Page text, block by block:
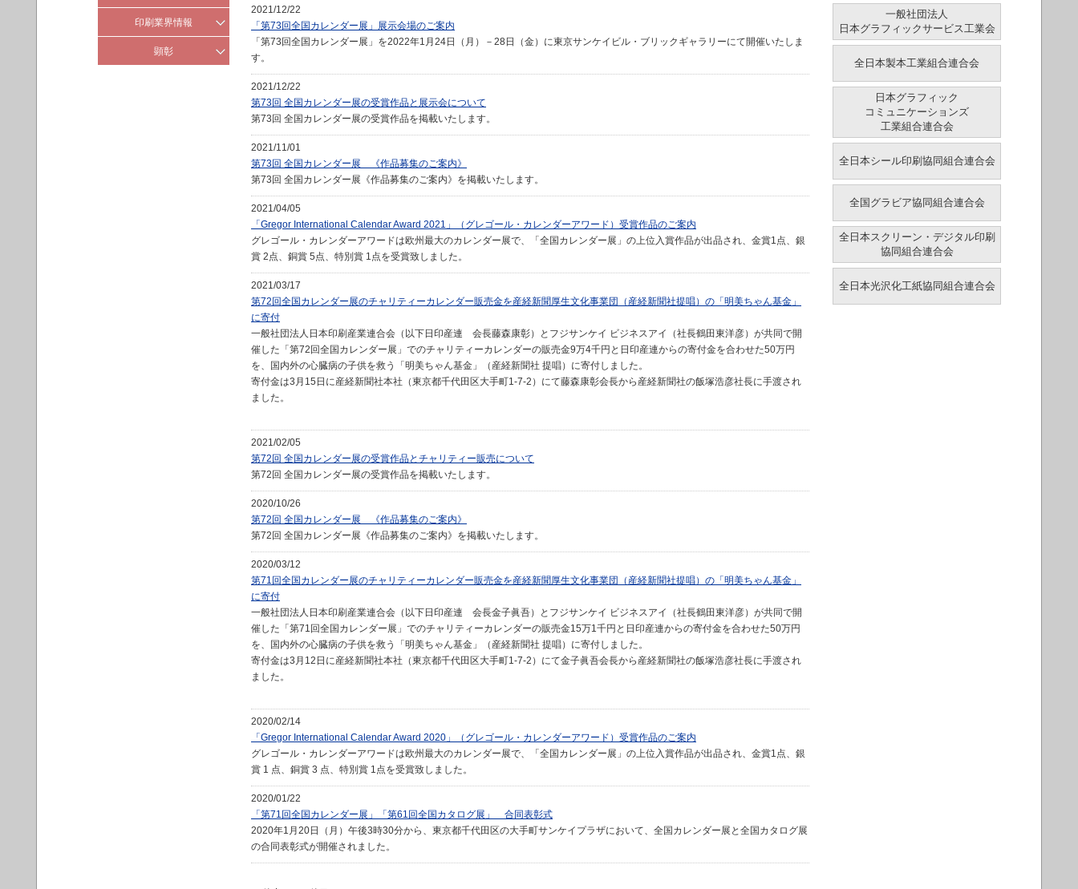
新年交歓会
造本装幀コンクール
ジャパン パッケージング コ
印刷業界情報
印刷産業の社会・地域貢献
顕彰
2021/12/22
「第73回全国カレンダー展」展示会場のご案内
「第73回全国カレンダー展」を2022年1月24日（月）－28日（金）に東京サンケイビル・ブリックギャラリーにて開催いたしま
す。
2021/12/22
第73回 全国カレンダー展の受賞作品と展示会について
第73回 全国カレンダー展の受賞作品を掲載いたします。
2021/11/01
第73回 全国カレンダー展 《作品募集のご案内》
第73回 全国カレンダー展《作品募集のご案内》を掲載いたします。
2021/04/05
「Gregor International Calendar Award 2021」（グレゴール・カレンダーアワード）受賞作品のご案内
グレゴール・カレンダーアワードは欧州最大のカレンダー展で、「全国カレンダー展」の上位入賞作品が出品され、金賞1点、銀
賞 2点、銅賞 5点、特別賞 1点を受賞致しました。
2021/03/17
第72回全国カレンダー展のチャリティーカレンダー販売金を産経新聞厚生文化事業団（産経新聞社提唱）の「明美ちゃん基金」
に寄付
一般社団法人日本印刷産業連合会（以下日印産連 会長藤森康彰）とフジサンケイ ビジネスアイ（社長鶴田東洋彦）が共同で開
催した「第72回全国カレンダー展」でのチャリティーカレンダーの販売金9万4千円と日印産連からの寄付金を合わせた50万円
を、国内外の心臓病の子供を救う「明美ちゃん基金」（産経新聞社 提唱）に寄付しました。
寄付金は3月15日に産経新聞社本社（東京都千代田区大手町1-7-2）にて藤森康彰会長から産経新聞社の飯塚浩彦社長に手渡され
ました。
2021/02/05
第72回 全国カレンダー展の受賞作品とチャリティー販売について
第72回 全国カレンダー展の受賞作品を掲載いたします。
2020/10/26
第72回 全国カレンダー展 《作品募集のご案内》
第72回 全国カレンダー展《作品募集のご案内》を掲載いたします。
2020/03/12
第71回全国カレンダー展のチャリティーカレンダー販売金を産経新聞厚生文化事業団（産経新聞社提唱）の「明美ちゃん基金」
に寄付
一般社団法人日本印刷産業連合会（以下日印産連 会長金子眞吾）とフジサンケイ ビジネスアイ（社長鶴田東洋彦）が共同で開
催した「第71回全国カレンダー展」でのチャリティーカレンダーの販売金15万1千円と日印産連からの寄付金を合わせた50万円
を、国内外の心臓病の子供を救う「明美ちゃん基金」（産経新聞社 提唱）に寄付しました。
寄付金は3月12日に産経新聞社本社（東京都千代田区大手町1-7-2）にて金子眞吾会長から産経新聞社の飯塚浩彦社長に手渡され
ました。
2020/02/14
「Gregor International Calendar Award 2020」（グレゴール・カレンダーアワード）受賞作品のご案内
グレゴール・カレンダーアワードは欧州最大のカレンダー展で、「全国カレンダー展」の上位入賞作品が出品され、金賞1点、銀
賞 1 点、銅賞 3 点、特別賞 1点を受賞致しました。
2020/01/22
「第71回全国カレンダー展」「第61回全国カタログ展」 合同表彰式
2020年1月20日（月）午後3時30分から、東京都千代田区の大手町サンケイプラザにおいて、全国カレンダー展と全国カタログ展
の合同表彰式が開催されました。
一般社団法人
日本グラフィックサービス工業会
全日本製本工業組合連合会
日本グラフィック
コミュニケーションズ
工業組合連合会
全日本シール印刷協同組合連合会
全国グラビア協同組合連合会
全日本スクリーン・デジタル印刷
協同組合連合会
全日本光沢化工紙協同組合連合会